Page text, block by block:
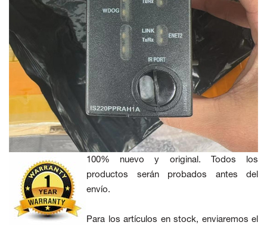
100% nuevo y original. Todos los
productos serán probados antes del
envío.
Para los artículos en stock, enviaremos el